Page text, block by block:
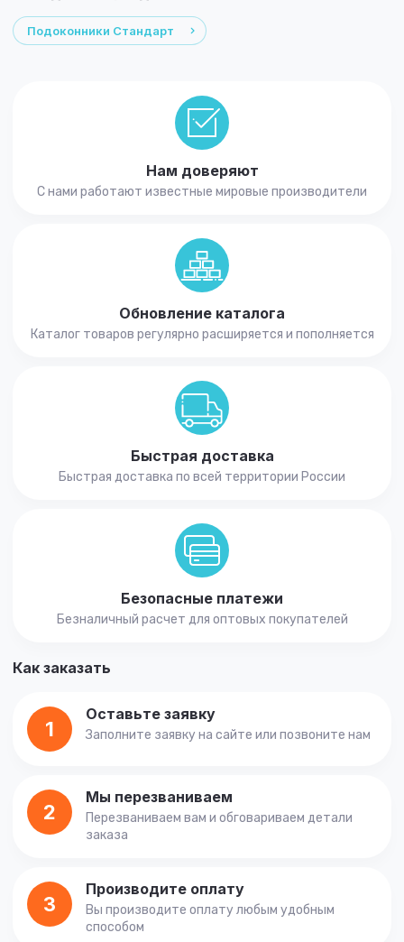
Подоконники Стандарт
Нам доверяют
С нами работают известные мировые производители
Обновление каталога
Каталог товаров регулярно расширяется и пополняется
Быстрая доставка
Быстрая доставка по всей территории России
Безопасные платежи
Безналичный расчет для оптовых покупателей
Как заказать
1
Оставьте заявку
Заполните заявку на сайте или позвоните нам
2
Мы перезваниваем
Перезваниваем вам и обговариваем детали
заказа
3
Производите оплату
Вы производите оплату любым удобным
способом